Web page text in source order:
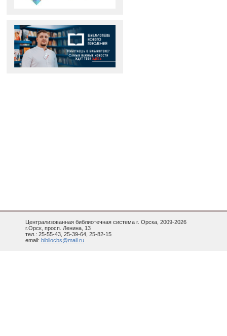
Централизованная библиотечная система г. Орска, 2009-2026
г.Орск, просп. Ленина, 13
тел.: 25-55-43, 25-39-64, 25-82-15
email: bibliocbs@mail.ru